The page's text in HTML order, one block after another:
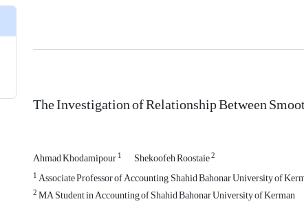
The Investigation of Relationship Between
Ahmad Khodamipour1 Shekoofeh Roostaie2
1Associate Professor of Accounting, Shahid Bahonar University of
2MA Student in Accounting of Shahid Bahonar University of Kerman